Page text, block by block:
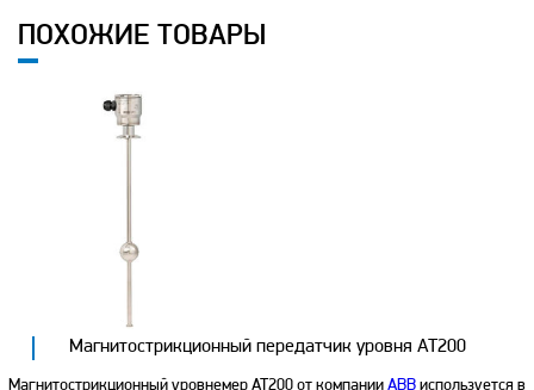
ПОХОЖИЕ ТОВАРЫ
Магнитострикционный передатчик уровня AT200
Магнитострикционный уровнемер AT200 от компании ABB используется в